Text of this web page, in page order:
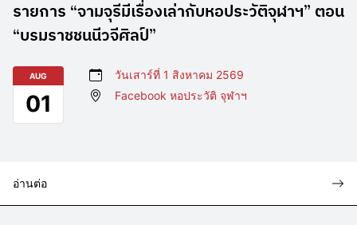
รายการ “จามจุรีมีเรื่องเล่ากับหอประวัติจุฬาฯ” ตอน
“บรมราชชนนีวจีศิลป์”
AUG
01
วันเสาร์ที่ 1 สิงหาคม 2569
Facebook หอประวัติ จุฬาฯ
อ่านต่อ